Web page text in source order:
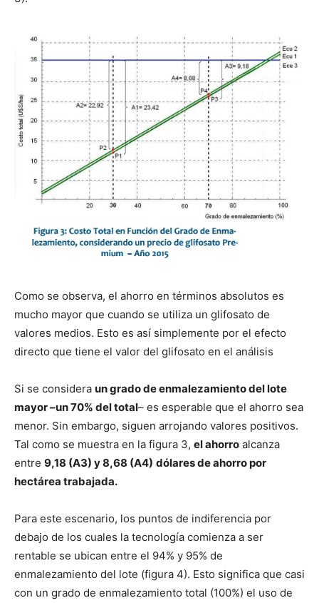
Como se observa, el ahorro en términos absolutos es
mucho mayor que cuando se utiliza un glifosato de
valores medios. Esto es así simplemente por el efecto
directo que tiene el valor del glifosato en el análisis
Si se considera un grado de enmalezamiento del lote
mayor –un 70% del total– es esperable que el ahorro sea
menor. Sin embargo, siguen arrojando valores positivos.
Tal como se muestra en la figura 3, el ahorro alcanza
entre 9,18 (A3) y 8,68 (A4) dólares de ahorro por
hectárea trabajada.
Para este escenario, los puntos de indiferencia por
debajo de los cuales la tecnología comienza a ser
rentable se ubican entre el 94% y 95% de
enmalezamiento del lote (figura 4). Esto significa que casi
con un grado de enmalezamiento total (100%) el uso de